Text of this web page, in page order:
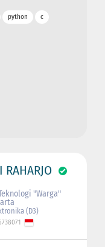
python c
RAHARJO
"Warga"
(D3)